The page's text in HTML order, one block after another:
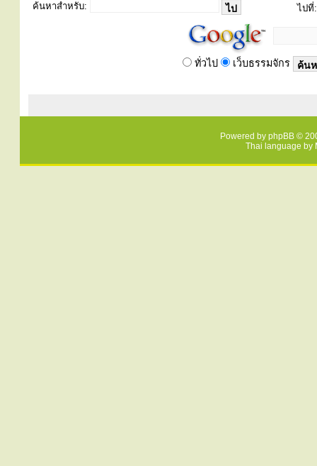
ค้นหาสำหรับ: ไปที่:
ทั่วไป เว็บธรรมจักร
Powered by phpBB ©
Thai language by